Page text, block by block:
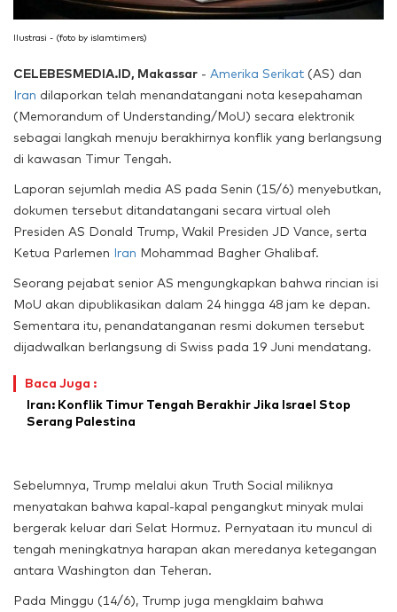
Ilustrasi - (foto by islamtimers)
CELEBESMEDIA.ID, Makassar - Amerika Serikat (AS) dan
Iran dilaporkan telah menandatangani nota kesepahaman
(Memorandum of Understanding/MoU) secara elektronik
sebagai langkah menuju berakhirnya konflik yang berlangsung
di kawasan Timur Tengah.
Laporan sejumlah media AS pada Senin (15/6) menyebutkan,
dokumen tersebut ditandatangani secara virtual oleh
Presiden AS Donald Trump, Wakil Presiden JD Vance, serta
Ketua Parlemen Iran Mohammad Bagher Ghalibaf.
Seorang pejabat senior AS mengungkapkan bahwa rincian isi
MoU akan dipublikasikan dalam 24 hingga 48 jam ke depan.
Sementara itu, penandatanganan resmi dokumen tersebut
dijadwalkan berlangsung di Swiss pada 19 Juni mendatang.
Baca Juga :
Iran: Konflik Timur Tengah Berakhir Jika Israel Stop
Serang Palestina
Sebelumnya, Trump melalui akun Truth Social miliknya
menyatakan bahwa kapal-kapal pengangkut minyak mulai
bergerak keluar dari Selat Hormuz. Pernyataan itu muncul di
tengah meningkatnya harapan akan meredanya ketegangan
antara Washington dan Teheran.
Pada Minggu (14/6), Trump juga mengklaim bahwa